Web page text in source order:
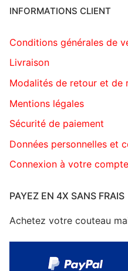
INFORMATIONS CLIENT
Conditions générales de
Livraison
Modalités de retour et de
Mentions légales
Sécurité de paiement
Données personnelles et
Connexion à votre compte
PAYEZ EN 4X SANS FRAIS
Achetez votre couteau